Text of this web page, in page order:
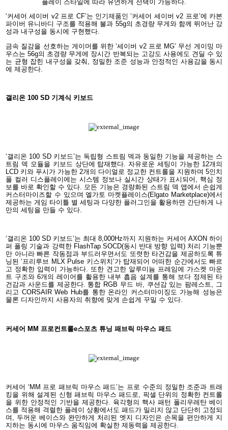
플레이 스타일에 따라 유연하게 선택이 가능하다.
‘커세어 세이버 v2 프로 CF’는 인기제품인 ‘커세어 세이버 v2 프로’에 카본
파이버 유니바디 구조를 적용해 불과 55g의 초경량 무게와 함께 뛰어난 강
성과 내구성을 동시에 구현했다.
금속 질감을 선호하는 게이머를 위한 ‘세이버 v2 프로 MG’ 무선 게이밍 마
우스는 56g의 초경량 무게에 장시간 반복되는 고강도 사용에도 견딜 수 있
는 균형 잡힌 내구성을 갖춰, 정밀한 조준 성능과 안정적인 사용감을 동시
에 제공한다.
갤리온 100 SD 기계식 키보드
‘갤리온 100 SD 키보드’는 독립형 스트림 덱과 동일한 기능을 제공하는 스
트림 덱 모듈을 키보드 상단에 탑재했다. 자유로운 세팅이 가능한 12개의
LCD 키와 푸시가 가능한 2개의 다이얼로 정교한 컨트롤을 지원하며 5인치
풀 컬러 디스플레이에는 시스템 정보나 실시간 상태가 표시되어, 핵심 정
보를 바로 확인할 수 있다. 모든 기능은 경량화된 스트림 덱 앱에서 손쉽게
커스터마이즈할 수 있으며 엘가토 마켓플레이스(Elgato Marketplace)에서
제공하는 게임 타이틀 별 세팅과 다양한 플러그인을 활용하면 간단하게 나
만의 세팅을 만들 수 있다.
‘갤리온 100 SD 키보드’는 최대 8,000Hz까지 지원하는 커세어 AXON 하이
퍼 폴링 기술과 강력한 FlashTap SOCD(동시 반대 방향 입력) 처리 기능뿐
만 아니라 빠른 작동점과 부드러우면서도 또렷한 타건감을 제공하도록 튜
닝된 ‘프리루브 MLX Pulse 키스위치’가 탑재되어 어떠한 순간에서도 빠르
고 정확한 입력이 가능하다. 또한 견고한 알루미늄 프레임에 가스켓 마운
트 구조와 6개의 레이어를 활용한 내부 흡음 설계를 통해 보다 정제된 타
건감과 사운드를 제공한다. 통합 RGB 무드 바, 쿠션감 있는 팜레스트, 그
리고 CORSAIR Web Hub를 통한 온라인 커스터마이징도 가능해 성능은
물론 디자인까지 사용자의 취향에 맞게 손쉽게 꾸밀 수 있다.
커세어 MM 프로컨트롤e스포츠 튜닝 패브릭 마우스 패드
커세어 ‘MM 프로 패브릭 마우스 패드’는 프로 수준의 정밀한 조준과 트래
킹을 위해 설계된 신형 패브릭 마우스 패드로, 픽셀 단위의 정확한 컨트롤
을 위한 안정적인 기반을 제공한다. 육각형의 핵사 패턴 폴리우레탄 베이
스를 적용해 격렬한 플레이 상황에서도 패드가 밀리지 않고 단단히 고정되
며, 두꺼운 베이스와 완만하게 처리된 엣지 디자인은 손목을 편안하게 지
지하는 동시에 마우스 움직임에 확실한 제동력을 제공한다.